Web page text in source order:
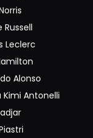
Russell
Leclerc
Alonso
Kimi Antonelli